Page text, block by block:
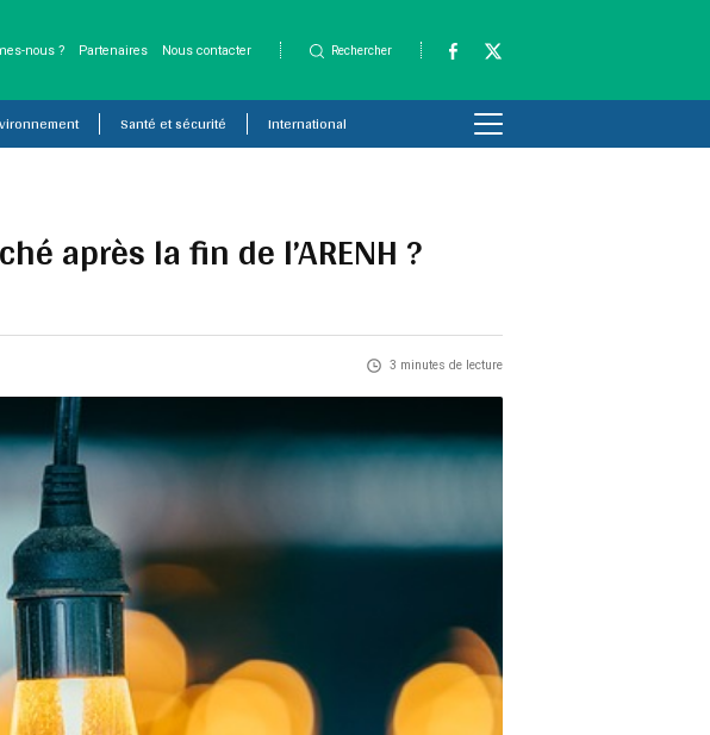
nous ? Partenaires Nous contacter Rechercher
Santé et sécurité International
après la fin de l’ARENH ?
3 minutes de lecture